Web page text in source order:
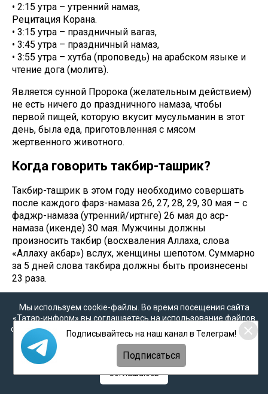
• 2:15 утра – утренний намаз,
Рецитация Корана.
• 3:15 утра – праздничный вагаз,
• 3:45 утра – праздничный намаз,
• 3:55 утра – хутба (проповедь) на арабском языке и
чтение дога (молитв).
Является сунной Пророка (желательным действием)
не есть ничего до праздничного намаза, чтобы
первой пищей, которую вкусит мусульманин в этот
день, была еда, приготовленная с мясом
жертвенного животного.
Когда говорить такбир-ташрик?
Такбир-ташрик в этом году необходимо совершать
после каждого фарз-намаза 26, 27, 28, 29, 30 мая – с
фаджр-намаза (утренний/иртәнге) 26 мая до аср-
намаза (икенде) 30 мая. Мужчины должны
произносить такбир (восхваления Аллаха, слова
«Аллаху акбар») вслух, женщины шепотом. Суммарно
за 5 дней слова такбира должны быть произнесены
23 раза.
иляха илляЛлаху уаЛлаху Акбар. Аллаху Акбар уа
лиЛляхиль хамд».
Перевод:
«Аллах превыше всего, Аллах превыше
всего. Нет божества, кроме Аллаха и Аллах превыше
всего. Аллах превыше всего и Аллаху принадлежит
вся хвала».
«Аллаһ бөек, Аллаһ бөек, Аллаһтан башка
Мы используем cookie-файлы. Во время посещения сайта
«Татар-информ» вы соглашаетесь на использование файлов
cookie в соответствии с настоящим уведомлением, согласием
наобработку персональных данных,Политикой о
персональных данных
Политикой конфиденциальности
Соглашаюсь
Подписывайтесь на наш канал в Телеграм!
Подписаться